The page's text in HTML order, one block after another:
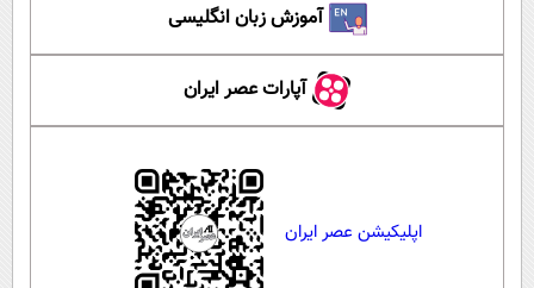
آموزش زبان انگلیسی
آپارات عصر ایران
اپلیکیشن عصر ایران